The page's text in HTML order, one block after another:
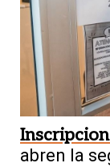
abren la